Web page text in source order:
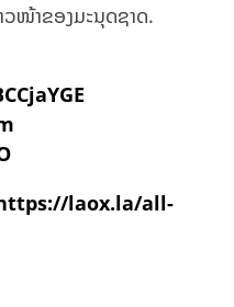
ວໜ້າຂອງມະນຸດຊາດ.
laox.la/all-